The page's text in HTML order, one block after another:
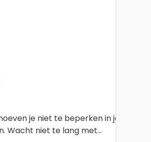
je niet te beperken in je
Wacht niet te lang met…